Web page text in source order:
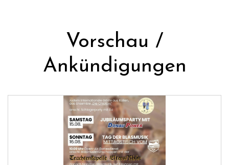
Vorschau /
Ankündigungen